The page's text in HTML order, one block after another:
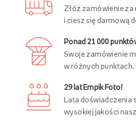
Złóż zamówienie za
i ciesz się darmową
Ponad 21 000
Swoje zamówienie
w różnych punktach,
29 lat Empik Foto!
Lata doświadczenia
wysokiej jakości